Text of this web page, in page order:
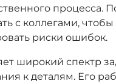
процесса.
с коллегами,
риски ошибок.
широкий спектр
к деталям. Его